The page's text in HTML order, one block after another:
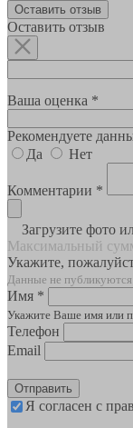
Оставить отзыв
Оставить отзыв
Ваша оценка *
Рекомендуете
Да
Нет
Комментарии *
Загрузите фото
Максимальный
Укажите,
Данные не
Имя *
Укажите Ваше имя или
Телефон
Email
Отправить
Я согласен с